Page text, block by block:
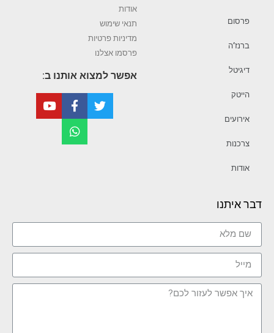
פרסום
ברנז’ה
דיגיטל
הייטק
אירועים
צרכנות
אודות
אודות
תנאי שימוש
מדיניות פרטיות
פרסמו אצלנו
אפשר למצוא אותנו ב:
דבר איתנו